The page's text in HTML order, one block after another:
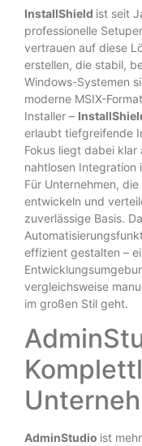
InstallShield ist seit
professionelle
vertrauen auf diese
erstellen, die stabil,
Windows-Systemen
moderne MSIX-
Installer –
erlaubt tiefgreifende
Fokus liegt dabei
nahtlosen Integration
Für Unternehmen,
entwickeln und
zuverlässige Basis.
effizient gestalten –
vergleichsweise
im großen Stil geht.
AdminStudio ist